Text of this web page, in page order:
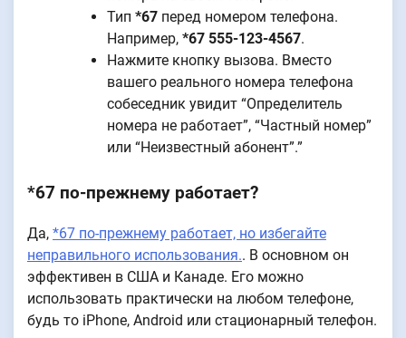
Тип *67 перед номером телефона.
Например, *67 555-123-4567.
Нажмите кнопку вызова. Вместо
вашего реального номера телефона
собеседник увидит “Определитель
номера не работает”, “Частный номер”
или “Неизвестный абонент”.”
*67 по-прежнему работает?
Да, *67 по-прежнему работает, но избегайте
неправильного использования.. В основном он
эффективен в США и Канаде. Его можно
использовать практически на любом телефоне,
будь то iPhone, Android или стационарный телефон.